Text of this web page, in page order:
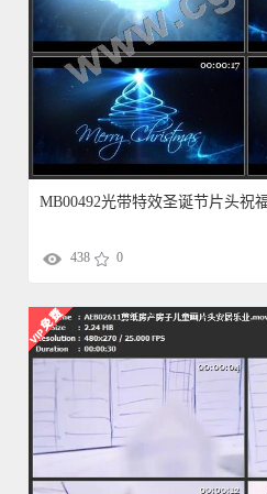
MB00492光带特效圣诞节片头祝
438 0